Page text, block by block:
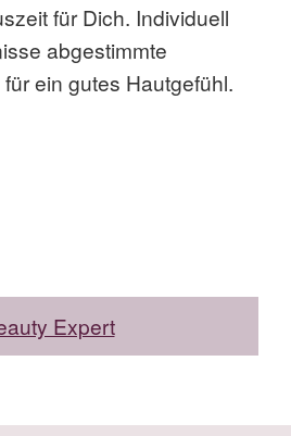
für Dich. Individuell
abgestimmte
ein gutes Hautgefühl.
Expert